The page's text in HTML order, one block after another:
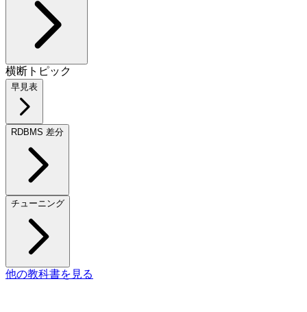
横断トピック
早見表
RDBMS 差分
チューニング
他の教科書を見る